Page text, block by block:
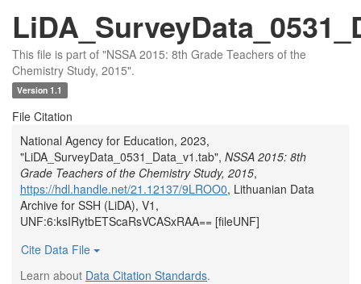
This file is part of "NSSA 2015: 8th Grade Teachers of the
Chemistry Study, 2015".
Version 1.1
File Citation
National Agency for Education, 2023,
"LiDA_SurveyData_0531_Data_v1.tab", NSSA 2015: 8th
Grade Teachers of the Chemistry Study, 2015,
https://hdl.handle.net/21.12137/9LROO0, Lithuanian Data
Archive for SSH (LiDA), V1,
UNF:6:ksIRytbETScaRsVCASxRAA== [fileUNF]
Cite Data File
Learn about Data Citation Standards.